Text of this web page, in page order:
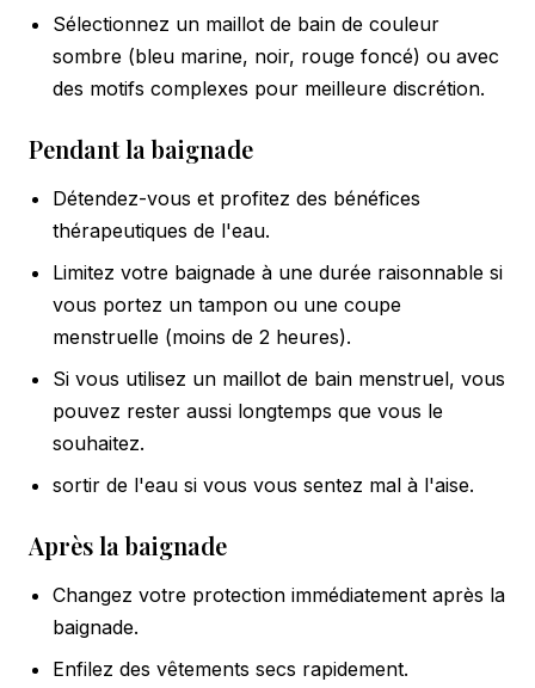
Sélectionnez un maillot de bain de couleur
sombre (bleu marine, noir, rouge foncé) ou avec
des motifs complexes pour meilleure discrétion.
Pendant la baignade
Détendez-vous et profitez des bénéfices
thérapeutiques de l'eau.
Limitez votre baignade à une durée raisonnable si
vous portez un tampon ou une coupe
menstruelle (moins de 2 heures).
Si vous utilisez un maillot de bain menstruel, vous
pouvez rester aussi longtemps que vous le
souhaitez.
sortir de l'eau si vous vous sentez mal à l'aise.
Après la baignade
Changez votre protection immédiatement après la
baignade.
Enfilez des vêtements secs rapidement.